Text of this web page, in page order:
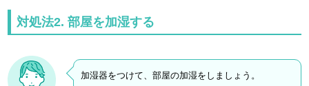
対処法2. 部屋を加湿する
加湿器をつけて、部屋の加湿をしましょう。